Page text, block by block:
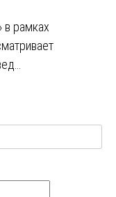
в рамках